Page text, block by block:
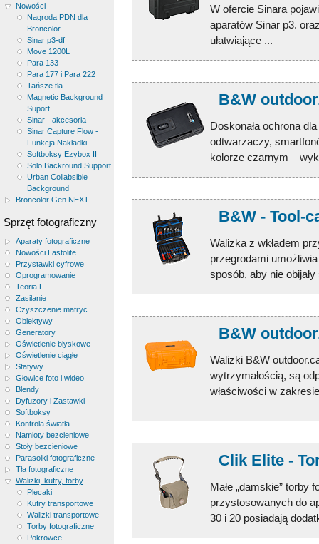
Nowości
Nagroda PDN dla
Broncolor
Sinar p3-df
Move 1200L
Para 133
Para 177 i Para 222
Tańsze tła
Magnetic Background
Suport
Sinar - akcesoria
Sinar Capture Flow -
Funkcja Nakładki
Softboksy Ezybox II
Solo Backround Support
Urban Collabsible
Background
Broncolor Gen NEXT
Sprzęt fotograficzny
Aparaty fotograficzne
Nowości Lastolite
Przystawki cyfrowe
Oprogramowanie
Teoria F
Zasilanie
Czyszczenie matryc
Obiektywy
Generatory
Oświetlenie błyskowe
Oświetlenie ciągłe
Statywy
Głowice foto i wideo
Blendy
Dyfuzory i Zastawki
Softboksy
Kontrola światła
Namioty bezcieniowe
Stoły bezcieniowe
Parasolki fotograficzne
Tła fotograficzne
Walizki, kufry, torby
Plecaki
Kufry transportowe
Walizki transportowe
Torby fotograficzne
Pokrowce
W ofercie Sinara
aparatów Sinar p3.
ułatwiające ...
B&W
Doskonała ochrona
odtwarzaczy,
kolorze czarnym –
B&W - Tool-
Walizka z wkładem
przegrodami
sposób, aby nie
B&W
Walizki B&W
wytrzymałością, są
właściwości w
Clik Elite -
Małe „damskie” torby
przystosowanych do
30 i 20 posiadają